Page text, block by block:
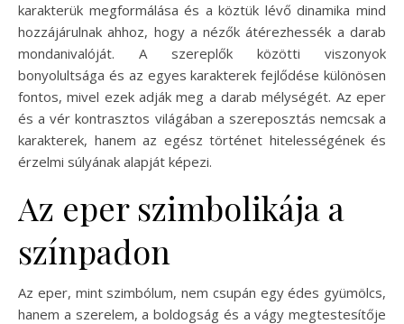
karakterük megformálása és a köztük lévő dinamika mind
hozzájárulnak ahhoz, hogy a nézők átérezhessék a darab
mondanivalóját. A szereplők közötti viszonyok
bonyolultsága és az egyes karakterek fejlődése különösen
fontos, mivel ezek adják meg a darab mélységét. Az eper
és a vér kontrasztos világában a szereposztás nemcsak a
karakterek, hanem az egész történet hitelességének és
érzelmi súlyának alapját képezi.
Az eper szimbolikája a
színpadon
Az eper, mint szimbólum, nem csupán egy édes gyümölcs,
hanem a szerelem, a boldogság és a vágy megtestesítője